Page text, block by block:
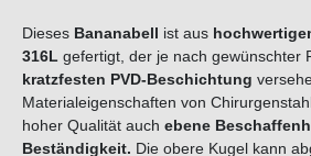
Dieses Bananabell ist aus
316L gefertigt, der je nach gewünschter
kratzfesten PVD-Beschichtung
Materialeigenschaften von
hoher Qualität auch ebene
Beständigkeit. Die obere Kugel kann